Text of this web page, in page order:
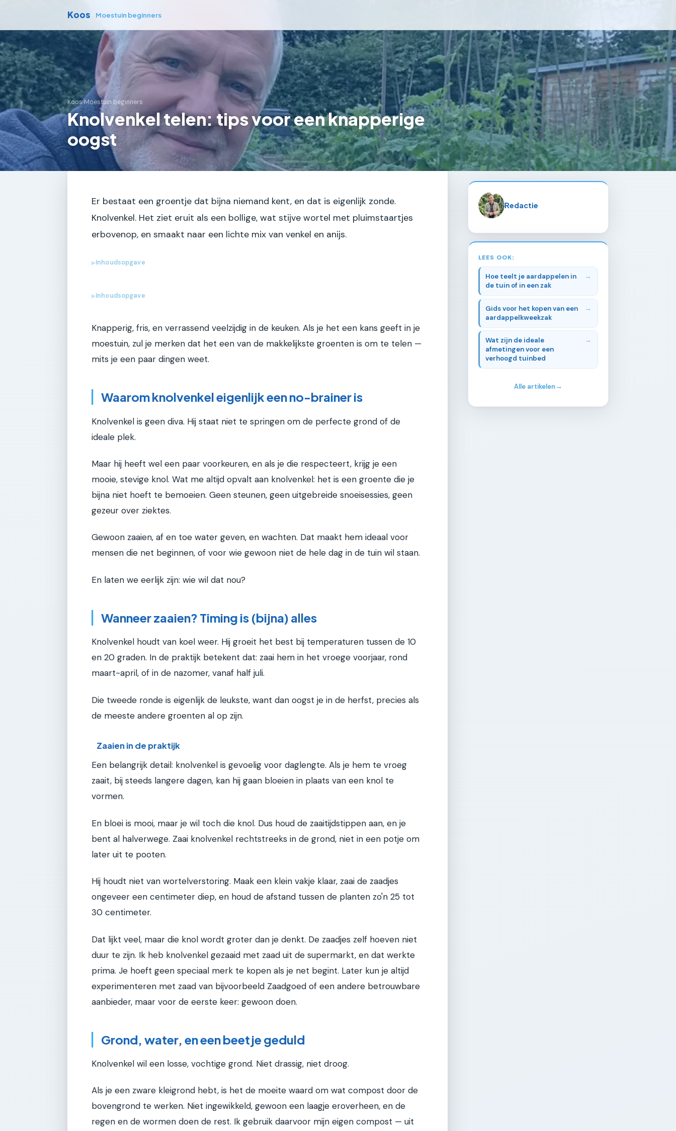
Koos Moestuin beginners
Koos›Moestuin beginners
Knolvenkel telen: tips voor een knapperige
oogst
Er bestaat een groentje dat bijna niemand kent, en dat is eigenlijk zonde.
Knolvenkel. Het ziet eruit als een bollige, wat stijve wortel met pluimstaartjes
erbovenop, en smaakt naar een lichte mix van venkel en anijs.
▶Inhoudsopgave
▶Inhoudsopgave
Knapperig, fris, en verrassend veelzijdig in de keuken. Als je het een kans geeft in je
moestuin, zul je merken dat het een van de makkelijkste groenten is om te telen —
mits je een paar dingen weet.
Waarom knolvenkel eigenlijk een no-brainer is
Knolvenkel is geen diva. Hij staat niet te springen om de perfecte grond of de
ideale plek.
Maar hij heeft wel een paar voorkeuren, en als je die respecteert, krijg je een
mooie, stevige knol. Wat me altijd opvalt aan knolvenkel: het is een groente die je
bijna niet hoeft te bemoeien. Geen steunen, geen uitgebreide snoeisessies, geen
gezeur over ziektes.
Gewoon zaaien, af en toe water geven, en wachten. Dat maakt hem ideaal voor
mensen die net beginnen, of voor wie gewoon niet de hele dag in de tuin wil staan.
En laten we eerlijk zijn: wie wil dat nou?
Wanneer zaaien? Timing is (bijna) alles
Knolvenkel houdt van koel weer. Hij groeit het best bij temperaturen tussen de 10
en 20 graden. In de praktijk betekent dat: zaai hem in het vroege voorjaar, rond
maart-april, of in de nazomer, vanaf half juli.
Die tweede ronde is eigenlijk de leukste, want dan oogst je in de herfst, precies als
de meeste andere groenten al op zijn.
Zaaien in de praktijk
Een belangrijk detail: knolvenkel is gevoelig voor daglengte. Als je hem te vroeg
zaait, bij steeds langere dagen, kan hij gaan bloeien in plaats van een knol te
vormen.
En bloei is mooi, maar je wil toch die knol. Dus houd de zaaitijdstippen aan, en je
bent al halverwege. Zaai knolvenkel rechtstreeks in de grond, niet in een potje om
later uit te pooten.
Hij houdt niet van wortelverstoring. Maak een klein vakje klaar, zaai de zaadjes
ongeveer een centimeter diep, en houd de afstand tussen de planten zo'n 25 tot
30 centimeter.
Dat lijkt veel, maar die knol wordt groter dan je denkt. De zaadjes zelf hoeven niet
duur te zijn. Ik heb knolvenkel gezaaid met zaad uit de supermarkt, en dat werkte
prima. Je hoeft geen speciaal merk te kopen als je net begint. Later kun je altijd
experimenteren met zaad van bijvoorbeeld Zaadgoed of een andere betrouwbare
aanbieder, maar voor de eerste keer: gewoon doen.
Grond, water, en een beetje geduld
Knolvenkel wil een losse, vochtige grond. Niet drassig, niet droog.
Als je een zware kleigrond hebt, is het de moeite waard om wat compost door de
bovengrond te werken. Niet ingewikkeld, gewoon een laagje eroverheen, en de
regen en de wormen doen de rest. Ik gebruik daarvoor mijn eigen compost — uit
Redactie
LEES OOK:
Hoe teelt je aardappelen in
de tuin of in een zak
Gids voor het kopen van een
aardappelkweekzak
Wat zijn de ideale
afmetingen voor een
verhoogd tuinbed
Alle artikelen